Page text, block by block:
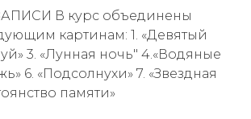
В курс объединены
картинам: 1. «Девятый
3. «Лунная ночь" 4.«Водяные
6. «Подсолнухи» 7. «Звездная
памяти»